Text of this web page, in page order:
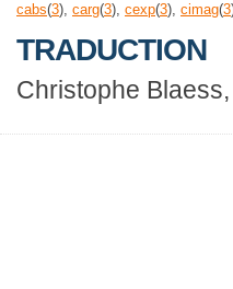
cabs(3), carg(3), cexp(3), cimag(3
TRADUCTION
Christophe